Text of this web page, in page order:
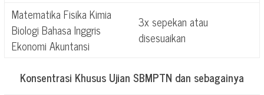
Matematika Fisika Kimia
Biologi Bahasa Inggris
Ekonomi Akuntansi
3x sepekan atau
disesuaikan
Konsentrasi Khusus Ujian SBMPTN dan sebagainya